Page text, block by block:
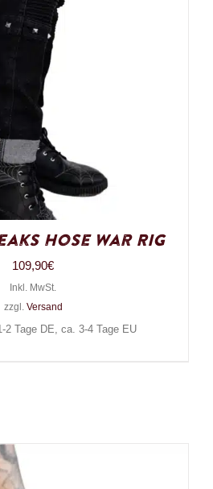
Hose War Rig
109,90€
Inkl. MwSt.
zzgl. Versand
2 Tage DE, ca. 3-4 Tage EU